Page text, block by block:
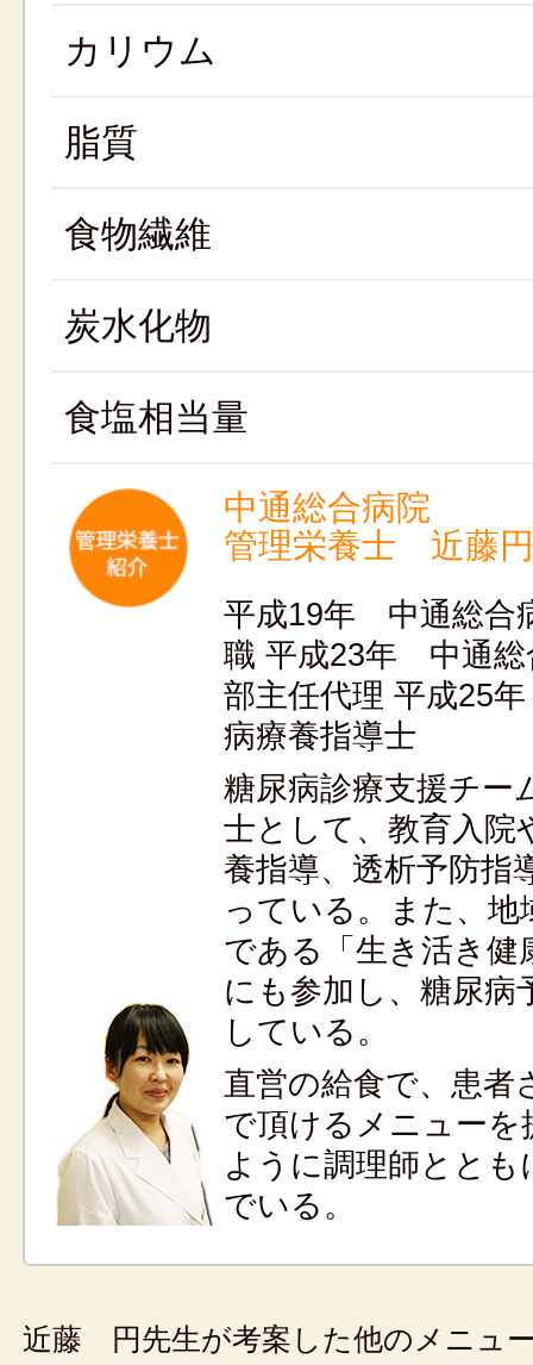
カリウム
脂質
食物繊維
炭水化物
食塩相当量
中通総合病院
管理栄養士 近藤
平成19年 中通総合
職 平成23年 中通総
部主任代理 平成25
病療養指導士
糖尿病診療支援チー
士として、教育入院
養指導、透析予防指
っている。また、地
である「生き活き健
にも参加し、糖尿病
している。
直営の給食で、患者
で頂けるメニューを
ように調理師ととも
でいる。
近藤 円先生が考案した他のメニュ